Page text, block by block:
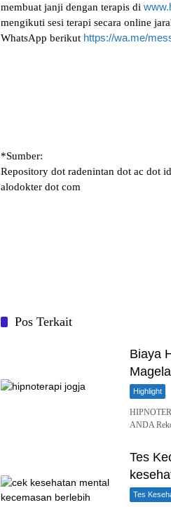
membuat janji dengan terapis di
mengikuti sesi terapi secara online
WhatsApp berikut https://wa.me/
*Sumber:
Repository dot radenintan dot ac dot id
alodokter dot com
Pos Terkait
Biaya
Highlight
ANDA
Tes
Tes